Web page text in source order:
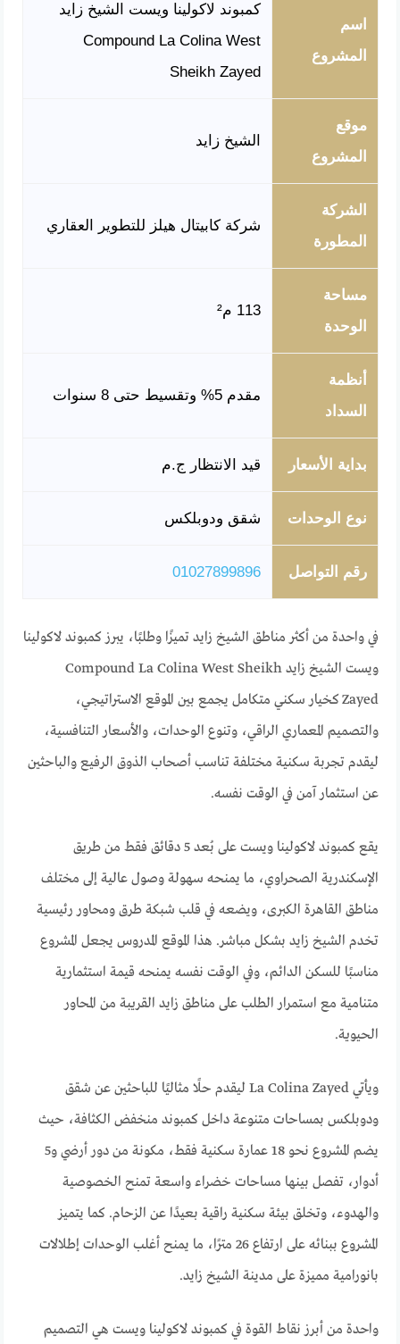
اسم
المشروع
كمبوند لاكولينا ويست الشيخ زايد
Compound La Colina West
Sheikh Zayed
موقع
المشروع
الشيخ زايد
الشركة
المطورة
شركة كابيتال هيلز للتطوير العقاري
مساحة
الوحدة
113 م²
أنظمة
السداد
مقدم 5% وتقسيط حتى 8 سنوات
بداية الأسعار قيد الانتظار ج.م
نوع الوحدات شقق ودوبلكس
رقم التواصل 01027899896
في واحدة من أكثر مناطق الشيخ زايد تميزًا وطلبًا، يبرز كمبوند لاكولينا
ويست الشيخ زايد Compound La Colina West Sheikh
Zayed كخيار سكني متكامل يجمع بين الموقع الاستراتيجي،
والتصميم المعماري الراقي، وتنوع الوحدات، والأسعار التنافسية،
ليقدم تجربة سكنية مختلفة تناسب أصحاب الذوق الرفيع والباحثين
عن استثمار آمن في الوقت نفسه.
يقع كمبوند لاكولينا ويست على بُعد 5 دقائق فقط من طريق
الإسكندرية الصحراوي، ما يمنحه سهولة وصول عالية إلى مختلف
مناطق القاهرة الكبرى، ويضعه في قلب شبكة طرق ومحاور رئيسية
تخدم الشيخ زايد بشكل مباشر. هذا الموقع المدروس يجعل المشروع
مناسبًا للسكن الدائم، وفي الوقت نفسه يمنحه قيمة استثمارية
متنامية مع استمرار الطلب على مناطق زايد القريبة من المحاور
الحيوية.
ويأتي La Colina Zayed ليقدم حلًا مثاليًا للباحثين عن شقق
ودوبلكس بمساحات متنوعة داخل كمبوند منخفض الكثافة، حيث
يضم المشروع نحو 18 عمارة سكنية فقط، مكونة من دور أرضي و5
أدوار، تفصل بينها مساحات خضراء واسعة تمنح الخصوصية
والهدوء، وتخلق بيئة سكنية راقية بعيدًا عن الزحام. كما يتميز
المشروع ببنائه على ارتفاع 26 مترًا، ما يمنح أغلب الوحدات إطلالات
بانورامية مميزة على مدينة الشيخ زايد.
واحدة من أبرز نقاط القوة في كمبوند لاكولينا ويست هي التصميم